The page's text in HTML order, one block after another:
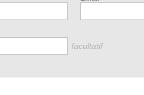
facultatif